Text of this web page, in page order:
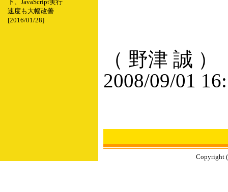
下、JavaScript実行
速度も大幅改善
[2016/01/28]
（ 野津 誠 ）
2008/09/01
Copyright